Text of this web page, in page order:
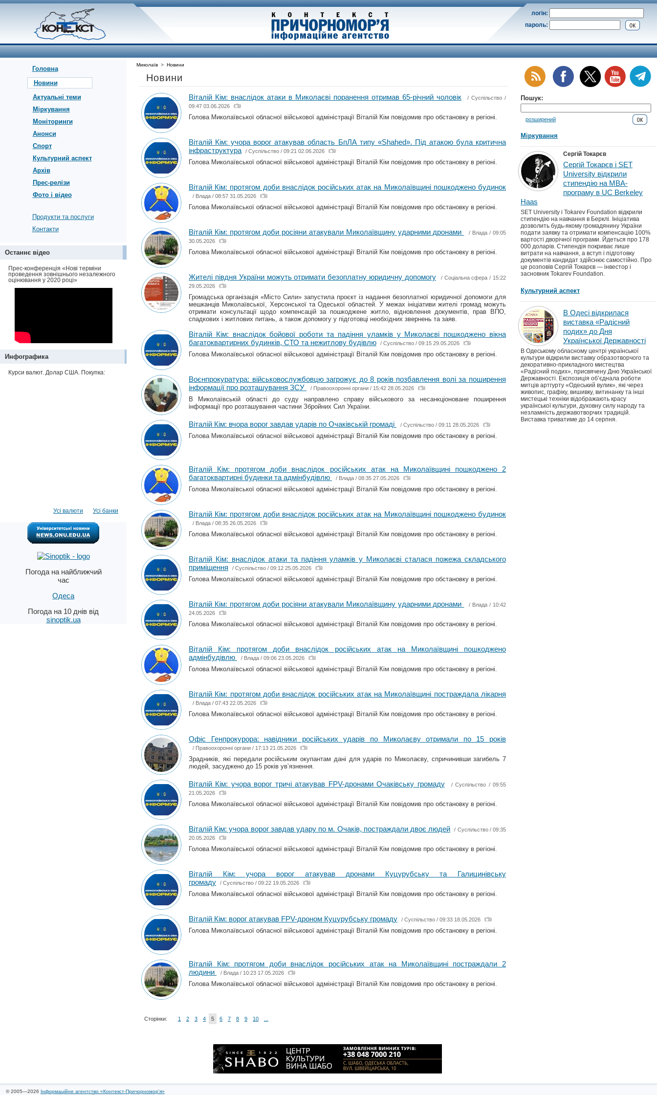
логін:
пароль:
Головна
Новини
Актуальні теми
Міркування
Моніторинги
Анонси
Спорт
Культурний аспект
Архів
Прес-релізи
Фото і відео
Продукти та послуги
Контакти
Останнє відео
Прес-конференція «Нові терміни
проведення зовнішнього незалежного
оцінювання у 2020 році»
Инфографика
Курси валют. Долар США. Покупка:
Усі банки
Усі валюти
Погода на найближчий
час
Одеса
Погода на 10 днів від
sinoptik.ua
Миколаїв > Новини
Новини
Віталій Кім: внаслідок атаки в Миколаєві поранення отримав 65-річний чоловік / Суспільство /
09:47 03.06.2026
Голова Миколаївської обласної військової адміністрації Віталій Кім повідомив про обстановку в регіоні.
Віталій Кім: учора ворог атакував область БпЛА типу «Shahed». Під атакою була критична
інфраструктура
/ Суспільство / 09:21 02.06.2026
Голова Миколаївської обласної військової адміністрації Віталій Кім повідомив про обстановку в регіоні.
Віталій Кім: протягом доби внаслідок російських атак на Миколаївщині пошкоджено будинок
/ Влада / 08:57 31.05.2026
Голова Миколаївської обласної військової адміністрації Віталій Кім повідомив про обстановку в регіоні.
Віталій Кім: протягом доби росіяни атакували Миколаївщину ударними дронами / Влада / 09:05
30.05.2026
Голова Миколаївської обласної військової адміністрації Віталій Кім повідомив про обстановку в регіоні.
Жителі півдня України можуть отримати безоплатну юридичну допомогу / Соціальна сфера / 15:22
29.05.2026
Громадська організація «Місто Сили» запустила проєкт із надання безоплатної юридичної допомоги для
мешканців Миколаївської, Херсонської та Одеської областей. У межах ініціативи жителі громад можуть
отримати консультації щодо компенсацій за пошкоджене житло, відновлення документів, прав ВПО,
спадкових і житлових питань, а також допомогу у підготовці необхідних звернень та заяв.
Віталій Кім: внаслідок бойової роботи та падіння уламків у Миколаєві пошкоджено вікна
багатоквартирних будинків, СТО та нежитлову будівлю
/ Суспільство / 09:15 29.05.2026
Голова Миколаївської обласної військової адміністрації Віталій Кім повідомив про обстановку в регіоні.
Воєнпрокуратура: військовослужбовцю загрожує до 8 років позбавлення волі за поширення
інформації про розташування ЗСУ
/ Правоохоронні органи / 15:42 28.05.2026
В Миколаївській області до суду направлено справу військового за несанкціоноване поширення
інформації про розташування частини Збройних Сил України.
Віталій Кім: вчора ворог завдав ударів по Очаківській громаді / Суспільство / 09:11 28.05.2026
Голова Миколаївської обласної військової адміністрації Віталій Кім повідомив про обстановку в регіоні.
Віталій Кім: протягом доби внаслідок російських атак на Миколаївщині пошкоджено 2
багатоквартирні будинки та адмінбудівлю
/ Влада / 08:35 27.05.2026
Голова Миколаївської обласної військової адміністрації Віталій Кім повідомив про обстановку в регіоні.
Віталій Кім: протягом доби внаслідок російських атак на Миколаївщині пошкоджено будинок
/ Влада / 08:35 26.05.2026
Голова Миколаївської обласної військової адміністрації Віталій Кім повідомив про обстановку в регіоні.
Віталій Кім: внаслідок атаки та падіння уламків у Миколаєві сталася пожежа складського
приміщення
/ Суспільство / 09:12 25.05.2026
Голова Миколаївської обласної військової адміністрації Віталій Кім повідомив про обстановку в регіоні.
Віталій Кім: протягом доби росіяни атакували Миколаївщину ударними дронами / Влада / 10:42
24.05.2026
Голова Миколаївської обласної військової адміністрації Віталій Кім повідомив про обстановку в регіоні.
Віталій Кім: протягом доби внаслідок російських атак на Миколаївщині пошкоджено
адмінбудівлю
/ Влада / 09:06 23.05.2026
Голова Миколаївської обласної військової адміністрації Віталій Кім повідомив про обстановку в регіоні.
Віталій Кім: протягом доби внаслідок російських атак на Миколаївщині постраждала лікарня
/ Влада / 07:43 22.05.2026
Голова Миколаївської обласної військової адміністрації Віталій Кім повідомив про обстановку в регіоні.
Офіс Генпрокурора: навідники російських ударів по Миколаєву отримали по 15 років
/ Правоохоронні органи / 17:13 21.05.2026
Зрадників, які передали російським окупантам дані для ударів по Миколаєву, спричинивши загибель 7
людей, засуджено до 15 років увʼязнення.
Віталій Кім: учора ворог тричі атакував FPV-дронами Очаківську громаду /Суспільство / 09:55
21.05.2026
Голова Миколаївської обласної військової адміністрації Віталій Кім повідомив про обстановку в регіоні.
Віталій Кім: учора ворог завдав удару по м. Очаків, постраждали двоє людей / Суспільство/ 09:35
20.05.2026
Голова Миколаївської обласної військової адміністрації Віталій Кім повідомив про обстановку в регіоні.
Віталій Кім: учора ворог атакував дронами Куцурубську та Галицинівську
громаду
/ Суспільство / 09:22 19.05.2026
Голова Миколаївської обласної військової адміністрації Віталій Кім повідомив про обстановку в регіоні.
Віталій Кім: ворог атакував FPV-дроном Куцурубську громаду / Суспільство / 09:33 18.05.2026
Голова Миколаївської обласної військової адміністрації Віталій Кім повідомив про обстановку в регіоні.
Віталій Кім: протягом доби внаслідок російських атак на Миколаївщині постраждали 2
людини
/ Влада / 10:23 17.05.2026
Голова Миколаївської обласної військової адміністрації Віталій Кім повідомив про обстановку в регіоні.
Сторінки: 1 2 3 4 5 6 7 8 9 10
Пошук:
розширений
Міркування
Сергій Токарєв
Сергій Токарєв і SET
University відкрили
стипендію на MBA-
програму в UC Berkeley
Haas
SET University і Tokarev Foundation відкрили
стипендію на навчання в Берклі. Ініціатива
дозволить будь-якому громадянину України
подати заявку та отримати компенсацію 100%
вартості дворічної програми. Йдеться про 178
000 доларів. Стипендія покриває лише
витрати на навчання, а вступ і підготовку
документів кандидат здійснює самостійно. Про
це розповів Сергій Токарєв — інвестор і
засновник Tokarev Foundation.
Культурний аспект
В Одесі відкрилася
виставка «Радісний
подих» до Дня
Української Державності
В Одеському обласному центрі української
культури відкрили виставку образотворчого та
декоративно-прикладного мистецтва
«Радісний подих», присвячену Дню Української
Державності. Експозиція об’єднала роботи
митців артгурту «Одеський вулик», які через
живопис, графіку, вишивку, витинанку та інші
мистецькі техніки відображають красу
української культури, духовну силу народу та
незламність державотворчих традицій.
Виставка триватиме до 14 серпня.
© 2005—2026 Інформаційне агентство «Контекст-Причорномор'я»